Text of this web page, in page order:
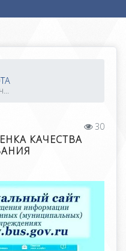
30
КАЧЕСТВА